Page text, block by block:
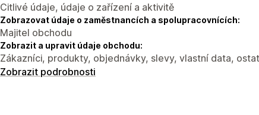
Citlivé údaje, údaje o zařízení a aktivitě
Zobrazovat údaje o zaměstnancích a spolupracovnících:
Majitel obchodu
Zobrazit a upravit údaje obchodu:
Zákazníci, produkty, objednávky, slevy, vlastní data,
Zobrazit podrobnosti